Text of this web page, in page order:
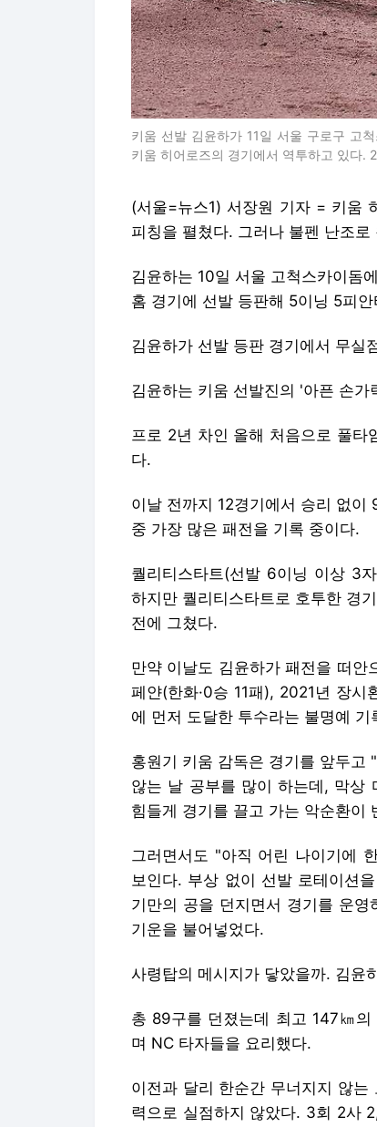
키움 선발 김윤하가 11일 서울 구로구 고
키움 히어로즈의 경기에서 역투하고 있다
(서울=뉴스1) 서장원 기자 = 키움
피칭을 펼쳤다. 그러나 불펜 난조
김윤하는 10일 서울 고척스카이돔
홈 경기에 선발 등판해 5이닝 5피
김윤하가 선발 등판 경기에서 무실
김윤하는 키움 선발진의 '아픈 손가
프로 2년 차인 올해 처음으로 풀타
다.
이날 전까지 12경기에서 승리 없
중 가장 많은 패전을 기록 중이다.
퀄리티스타트(선발 6이닝 이상 3
하지만 퀄리티스타트로 호투한 경
전에 그쳤다.
만약 이날도 김윤하가 패전을 떠
페얀(한화·0승 11패), 2021년 장시
에 먼저 도달한 투수라는 불명예 기
홍원기 키움 감독은 경기를 앞두고
않는 날 공부를 많이 하는데, 막상
힘들게 경기를 끌고 가는 악순환이
그러면서도 "아직 어린 나이기에
보인다. 부상 없이 선발 로테이션
기만의 공을 던지면서 경기를 운
기운을 불어넣었다.
사령탑의 메시지가 닿았을까. 김윤
총 89구를 던졌는데 최고 147㎞
며 NC 타자들을 요리했다.
이전과 달리 한순간 무너지지 않
력으로 실점하지 않았다. 3회 2사